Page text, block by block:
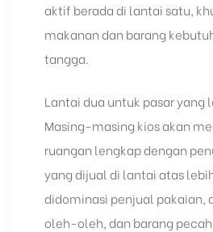
aktif berada di lantai satu,
makanan dan barang
tangga.
Lantai dua untuk pasar yang
Masing-masing kios akan
ruangan lengkap dengan
yang dijual di lantai atas
didominasi penjual pakaian,
oleh-oleh, dan barang